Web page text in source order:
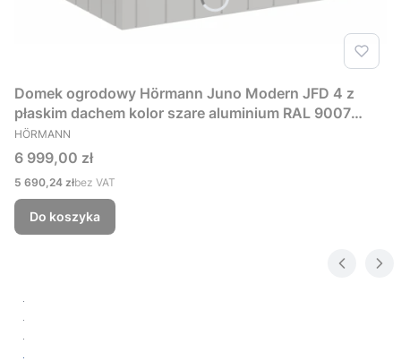
Domek ogrodowy Hörmann Juno Modern JFD 4 z
płaskim dachem kolor szare aluminium RAL 9007
229x181 cm
PRODUCENT
HÖRMANN
Cena
6 999,00 zł
Cena
5 690,24 złbez VAT
Do koszyka